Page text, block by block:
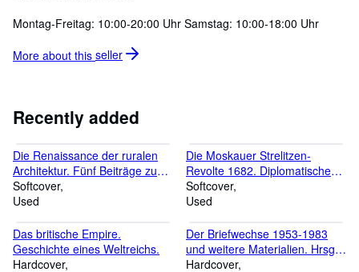
Montag-Freitag: 10:00-20:00 Uhr Samstag: 10:00-18:00 Uhr
More about this seller
Recently added
Die Renaissance der ruralen
Architektur. Fünf Beiträge zu
traditionellen vernakularen
Hausformen im östlichen
Softcover
Used
Die Moskauer Strelitzen-
Revolte 1682. Diplomatische
Spionage, Nachrichtenverkehr
und Narrativentransfer
Europa.
Softcover
Used
Das britische Empire.
Geschichte eines Weltreichs.
Hardcover
Der Briefwechse 1953-1983
und weitere Materialien. Hrsg.
von Jan Eike Dunkhase.
Hardcover